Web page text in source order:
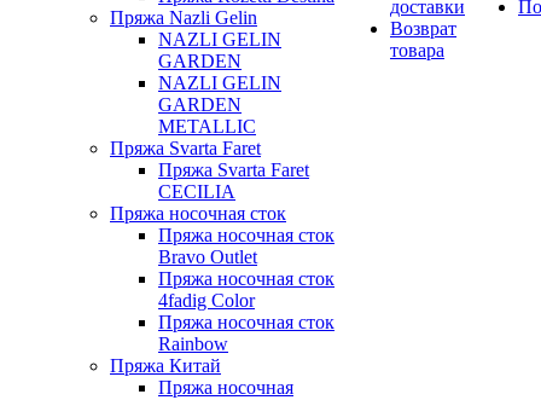
Пряжа Nazli Gelin
NAZLI GELIN
GARDEN
NAZLI GELIN
GARDEN
METALLIC
Пряжа Svarta Faret
Пряжа Svarta Faret
CECILIA
Пряжа носочная сток
Пряжа носочная сток
Bravo Outlet
Пряжа носочная сток
4fadig Color
Пряжа носочная сток
Rainbow
Пряжа Китай
Пряжа носочная
доставки
Возврат
товара